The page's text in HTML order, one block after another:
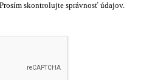
Prosím skontrolujte správnosť údajov.